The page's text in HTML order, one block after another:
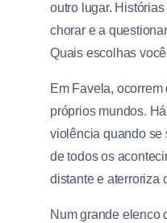
outro lugar.
chorar e a
Quais escolhas
Em Favela,
próprios mundos.
violência quando se
de todos os
distante e aterroriza
Num grande elenco